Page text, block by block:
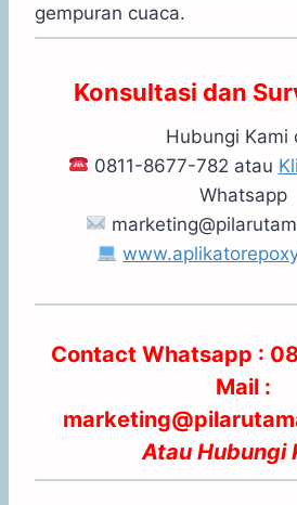
gempuran cuaca.
Konsultasi dan
Hubungi Kami
0811-8677-782 atau
Whatsapp
Contact Whatsapp :
Mail :
Atau Hubungi